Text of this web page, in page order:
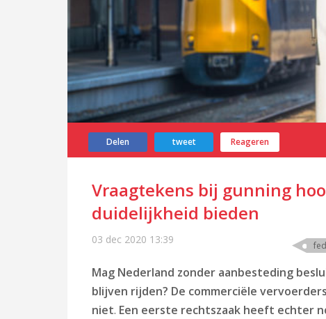
Delen tweet Reageren
Vraagtekens bij gunning
duidelijkheid bieden
03 dec 2020 13:39
Mag Nederland zonder aanbesteding
blijven rijden? De commerciële
niet. Een eerste rechtszaak heeft echter